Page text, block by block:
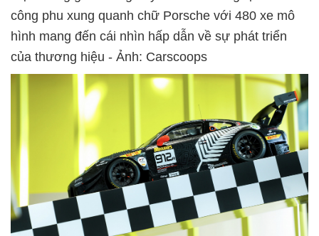
công phu xung quanh chữ Porsche với 480 xe mô
hình mang đến cái nhìn hấp dẫn về sự phát triển
của thương hiệu - Ảnh: Carscoops